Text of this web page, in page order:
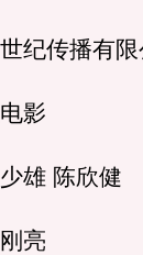
传播有限
影
雄 陈欣健
亮